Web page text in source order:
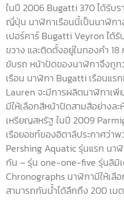
ในปี 2006 Bugatti 370 ได้รับ
ญี่ปุ่น นาฬิกาเรือนนี้เป็นนาฬิก
เปอร์คาร์ Bugatti Veyron ได้
ขวาง และติดตั้งอยู่ในทองคำ
ขับรถ หน้าปัดของนาฬิกาจึงถูก
เรือน นาฬิกา Bugatti เรือนแ
Lauren จะมีการผลิตนาฬิกาเพี
มีให้เลือกสีหน้าปัดสามสีอย่างล
เหรียญสหรัฐ ในปี 2009
เรือยอชท์ของอิตาลีประกาศว่า
Pershing Aquatic รุ่นแรก นา
กัน – รุ่น one-one-five รุ่นลิมิ
Chronographs นาฬิกามีให้เลื
สามารถกันน้ำได้ลึกถึง 200 เม